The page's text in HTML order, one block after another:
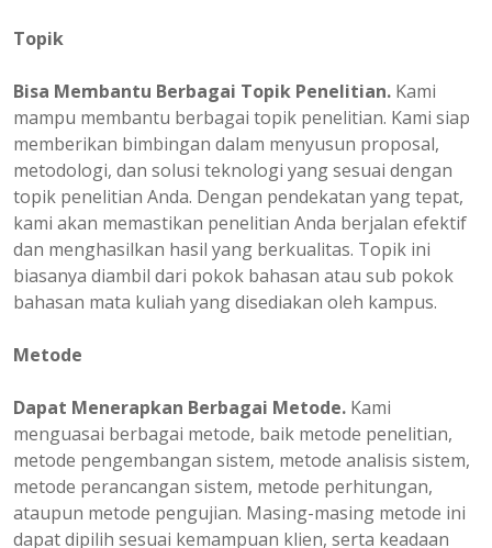
Topik
Bisa Membantu Berbagai Topik Penelitian. Kami
mampu membantu berbagai topik penelitian. Kami siap
memberikan bimbingan dalam menyusun proposal,
metodologi, dan solusi teknologi yang sesuai dengan
topik penelitian Anda. Dengan pendekatan yang tepat,
kami akan memastikan penelitian Anda berjalan efektif
dan menghasilkan hasil yang berkualitas. Topik ini
biasanya diambil dari pokok bahasan atau sub pokok
bahasan mata kuliah yang disediakan oleh kampus.
Metode
Dapat Menerapkan Berbagai Metode. Kami
menguasai berbagai metode, baik metode penelitian,
metode pengembangan sistem, metode analisis sistem,
metode perancangan sistem, metode perhitungan,
ataupun metode pengujian. Masing-masing metode ini
dapat dipilih sesuai kemampuan klien, serta keadaan